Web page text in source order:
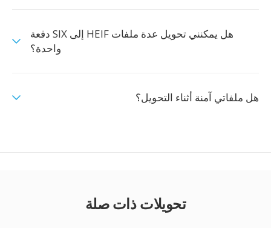
هل يمكنني تحويل عدة ملفات HEIF إلى SIX دفعة
واحدة؟
هل ملفاتي آمنة أثناء التحويل؟
تحويلات ذات صلة